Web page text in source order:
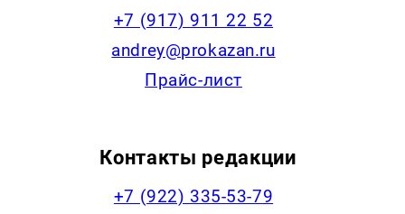
+7 (917) 911 22 52
andrey@prokazan.ru
Прайс-лист
Контакты редакции
+7 (922) 335-53-79